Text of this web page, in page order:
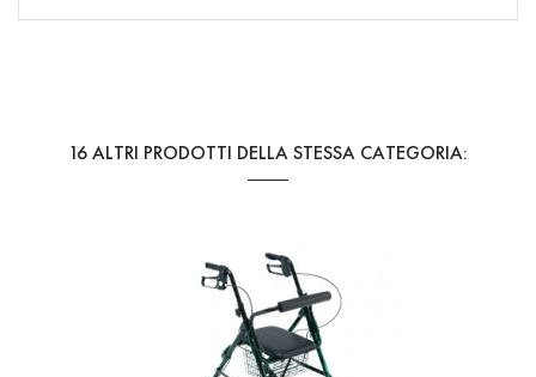
16 ALTRI PRODOTTI DELLA STESSA CATEGORIA: